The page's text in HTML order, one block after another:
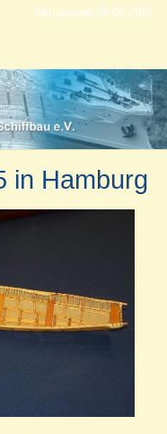
Aktualisiert 24.08.2022
in Hamburg